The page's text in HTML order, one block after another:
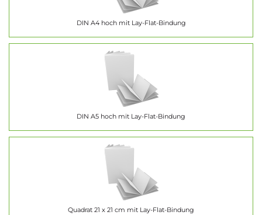
DIN A4 hoch mit Lay-Flat-Bindung
DIN A5 hoch mit Lay-Flat-Bindung
Quadrat 21 x 21 cm mit Lay-Flat-Bindung